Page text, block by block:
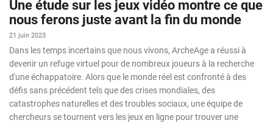
Une étude sur les jeux vidéo montre ce que
nous ferons juste avant la fin du monde
21 juin 2023
Dans les temps incertains que nous vivons, ArcheAge a réussi à
devenir un refuge virtuel pour de nombreux joueurs à la recherche
d'une échappatoire. Alors que le monde réel est confronté à des
défis sans précédent tels que des crises mondiales, des
catastrophes naturelles et des troubles sociaux, une équipe de
chercheurs se tournent vers les jeux en ligne pour trouver une